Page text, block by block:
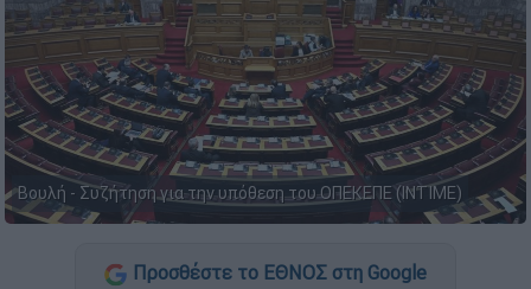
Βουλή - Συζήτηση για την υπόθεση του ΟΠΕΚΕΠΕ (ΙΝΤΙΜΕ)
Προσθέστε το ΕΘΝΟΣ στη Google